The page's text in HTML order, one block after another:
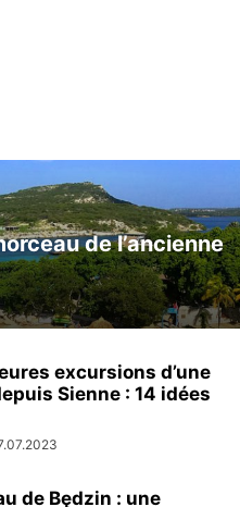
de l’ancienne
excursions d’une
Sienne : 14 idées
de Będzin : une